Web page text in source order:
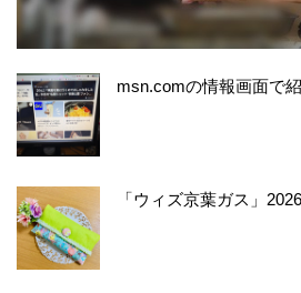
msn.comの情報画面で
「ウィズ京葉ガス」